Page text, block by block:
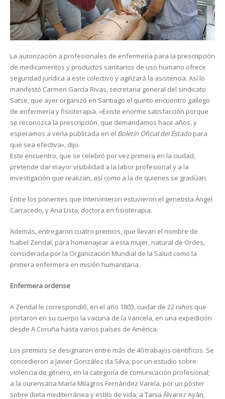
La autorización a profesionales de enfermería para la prescripción
de medicamentos y productos sanitarios de uso humano ofrece
seguridad jurídica a este colectivo y agilizará la asistencia. Así lo
manifestó Carmen García Rivas, secretaria general del sindicato
Satse, que ayer organizó en Santiago el quinto encuentro gallego
de enfermería y fisioterapia. «Existe enorme satisfacción porque
se reconozca la prescripción, que demandamos hace años, y
esperamos a verla publicada en el Boletín Oficial del Estado para
que sea efectiva», dijo.
Este encuentro, que se celebró por vez primera en la ciudad,
pretende dar mayor visibilidad a la labor profesional y a la
investigación que realizan, así como a la de quienes se gradúan.
Entre los ponentes que intervinieron estuvieron el genetista Ángel
Carracedo, y Ana Lista, doctora en fisioterapia.
Además, entregaron cuatro premios, que llevan el nombre de
Isabel Zendal, para homenajear a esta mujer, natural de Ordes,
considerada por la Organización Mundial de la Salud como la
primera enfermera en misión humanitaria.
Enfermera ordense
A Zendal le correspondió, en el año 1803, cuidar de 22 niños que
portaron en su cuerpo la vacuna de la varicela, en una expedición
desde A Coruña hasta varios países de América.
Los premios se designaron entre más de 40 trabajos científicos. Se
concedieron a Javier González da Silva, por un estudio sobre
violencia de género, en la categoría de comunicación profesional;
a la ourensana María Milagros Fernández Varela, por un póster
sobre dieta mediterránea y estilo de vida; a Tania Álvarez Ayán,